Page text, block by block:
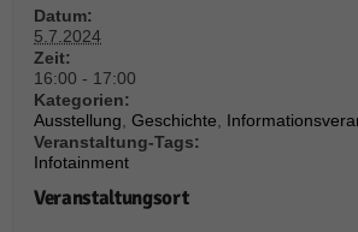
Datum:
5.7.2024
Zeit:
16:00 - 17:00
Kategorien:
Ausstellung,Geschichte,
Veranstaltung-Tags:
Infotainment
Veranstaltungsort
Statistiken (1)
Statistik Cookies erfassen Informationen anonym.
uns zu verstehen, wie unsere Besucher unsere
Cookie-Informationen anzeigen
Marketing (1)
Marketing-Cookies werden von Drittanbietern oder